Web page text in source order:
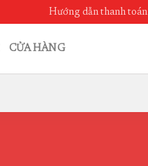
Hướng dẫn thanh toán
CỬA HÀNG